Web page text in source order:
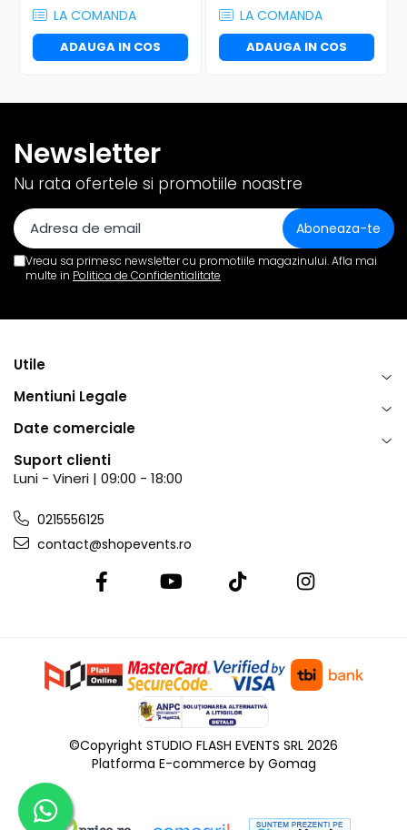
LA COMANDA
ADAUGA IN COS
LA COMANDA
ADAUGA IN COS
Newsletter
Nu rata ofertele si promotiile noastre
Vreau sa primesc newsletter cu promotiile magazinului. Afla mai
multe in Politica de Confidentialitate
Utile
Mentiuni Legale
Date comerciale
Suport clienti
Luni - Vineri | 09:00 - 18:00
0215556125
contact@shopevents.ro
©Copyright STUDIO FLASH EVENTS SRL 2026
Platforma E-commerce by Gomag